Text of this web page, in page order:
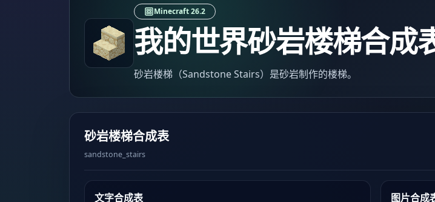
Minecraft 26.2
我的世界砂岩楼梯合成
砂岩楼梯（Sandstone Stairs）是砂岩制作的楼梯。
砂岩楼梯合成表
sandstone_stairs
文字合成表 图片合成